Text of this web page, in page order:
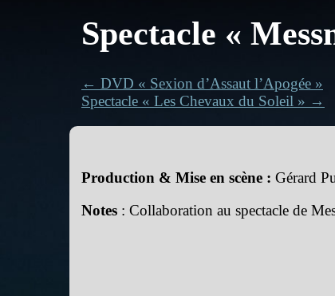
Spectacle «
← DVD « Sexion d’Assaut l’Apogée »
Spectacle « Les Chevaux du Soleil » →
Production & Mise en scène : Gérard
Notes : Collaboration au spectacle de